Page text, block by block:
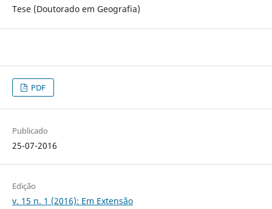
Tese (Doutorado em Geografia)
PDF
Publicado
25-07-2016
Edição
v. 15 n. 1 (2016): Em Extensão